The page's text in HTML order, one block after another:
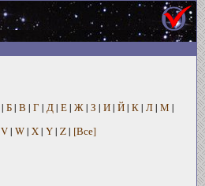
| Б| В | Г | Д| Е| Ж| З | И| Й| К| Л| М |
V| W| X| Y| Z| [Все]